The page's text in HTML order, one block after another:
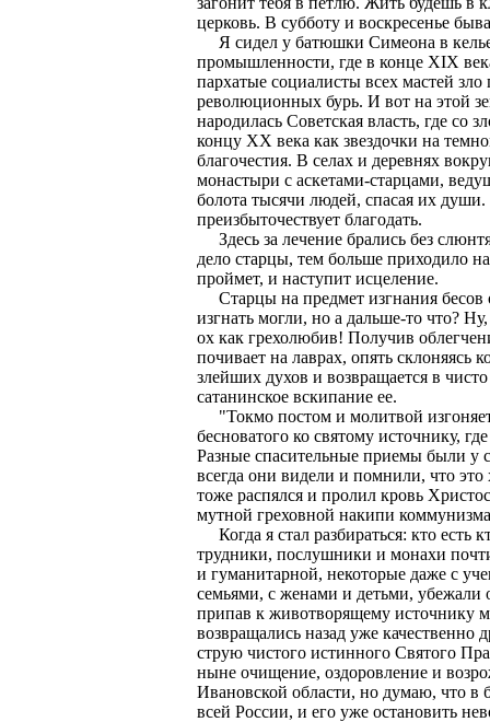
церковь. В субботу и воскресенье
Я сидел у батюшки Симеона в келье
промышленности, где в конце XIX
пархатые социалисты всех мастей
революционных бурь. И вот на этой
народилась Советская власть, где со
концу XX века как звездочки на
благочестия. В селах и деревнях
монастыри с аскетами-старцами,
болота тысячи людей, спасая их души.
преизбыточествует благодать.
Здесь за лечение брались без
дело старцы, тем больше приходило
проймет, и наступит исцеление.
Старцы на предмет изгнания бесов
изгнать могли, но а дальше-то что?
ох как грехолюбив! Получив
почивает на лаврах, опять склоняясь
злейших духов и возвращается в
сатанинское вскипание ее.
"Токмо постом и молитвой
бесноватого ко святому источнику,
Разные спасительные приемы были у
всегда они видели и помнили, что это
тоже распялся и пролил кровь
мутной греховной накипи
Когда я стал разбираться: кто есть
трудники, послушники и монахи
и гуманитарной, некоторые даже с
семьями, с женами и детьми, убежали
припав к животворящему источнику
возвращались назад уже
струю чистого истинного Святого
ныне очищение, оздоровление и
Ивановской области, но думаю, что в
всей России, и его уже остановить